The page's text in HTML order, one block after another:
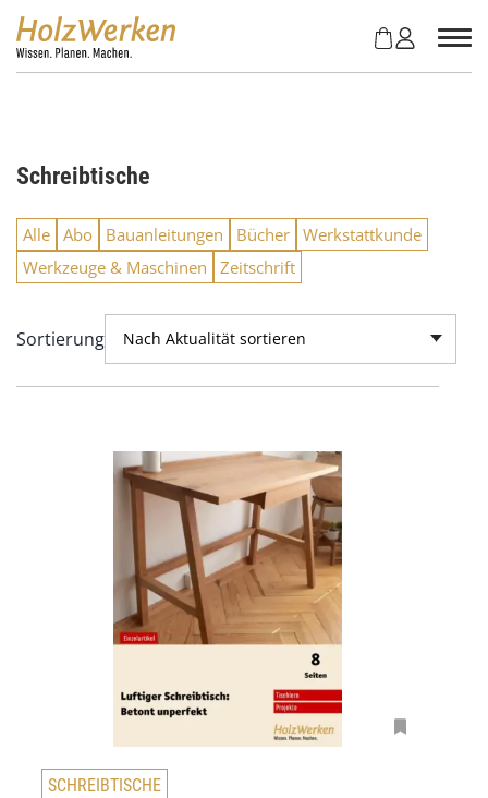
Schreibtische
Alle Abo Bauanleitungen Bücher Werkstattkunde
Werkzeuge & Maschinen
Zeitschrift
Sortierung Nach Aktualität sortieren
SCHREIBTISCHE